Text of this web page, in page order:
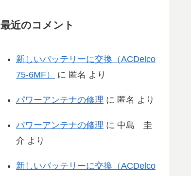
最近のコメント
新しいバッテリーに交換（ACDelco
75-6MF）
に 匿名 より
パワーアンテナの修理 に 匿名 より
パワーアンテナの修理 に 中島 圭
介 より
新しいバッテリーに交換（ACDelco